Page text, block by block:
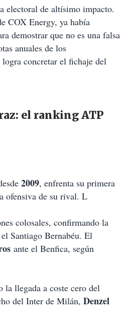
electoral de altísimo impacto.
COX Energy, ya había
demostrar que no es una falsa
anuales de los
concretar el fichaje del
el ranking ATP
2009, enfrenta su primera
ofensiva de su rival. L
colosales, confirmando la
Santiago Bernabéu. El
ante el Benfica, según
la llegada a coste cero del
del Inter de Milán, Denzel